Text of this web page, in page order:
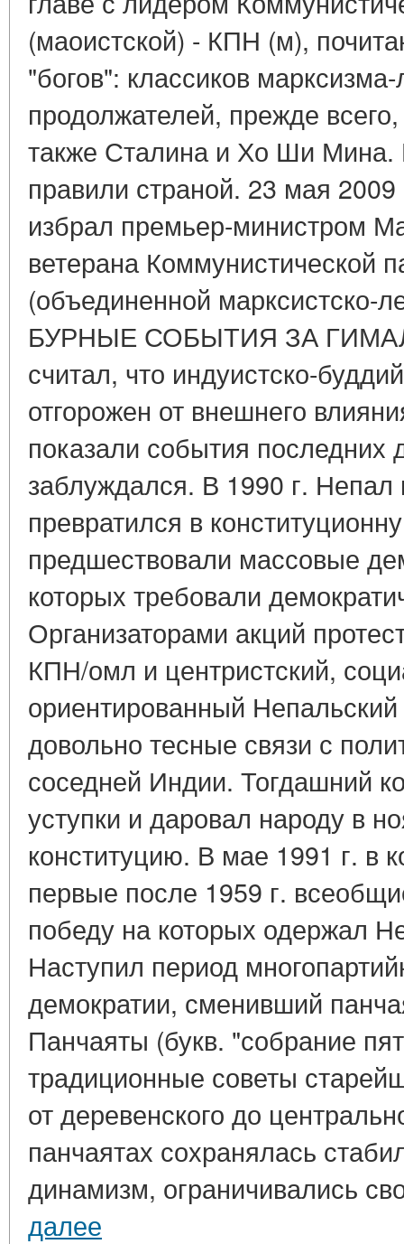
(маоистской) - КПН (м),
"богов": классиков
продолжателей, прежде
также Сталина и Хо Ши Мина.
правили страной. 23 мая
избрал премьер-министром
ветерана Коммунистической
(объединенной марксистско-
БУРНЫЕ СОБЫТИЯ ЗА
считал, что индуистско-
отгорожен от внешнего
показали события последних
заблуждался. В 1990 г.
превратился в
предшествовали массовые
которых требовали
Организаторами акций
КПН/омл и центристский,
ориентированный
довольно тесные связи с
соседней Индии. Тогдашний
уступки и даровал народу в
конституцию. В мае 1991 г. в
первые после 1959 г.
победу на которых одержал
Наступил период
демократии, сменивший
Панчаяты (букв. "собрание
традиционные советы
от деревенского до
панчаятах сохранялась
динамизм, ограничивались
далее